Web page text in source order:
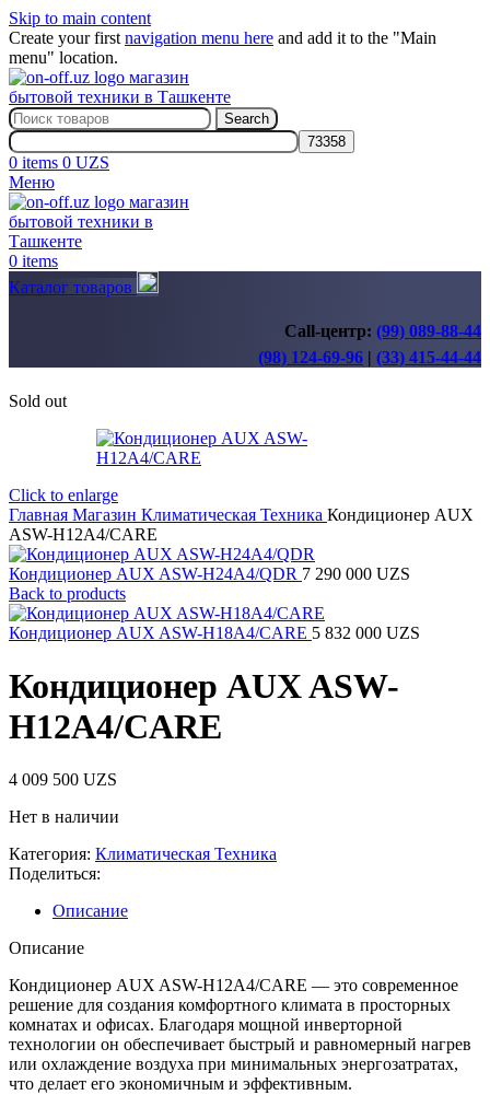
Skip to main content
Create your first navigation menu here and add it to the "Main
menu" location.
Search
0 items 0 UZS
Меню
0 items
Каталог товаров
Call-центр: (99) 089-88-44
(98) 124-69-96 | (33) 415-44-44
Sold out
Click to enlarge
Главная Магазин Климатическая Техника Кондиционер AUX
ASW-H12A4/CARE
Кондиционер AUX ASW-H24A4/QDR 7 290 000 UZS
Back to products
Кондиционер AUX ASW-H18A4/CARE 5 832 000 UZS
Кондиционер AUX ASW-
H12A4/CARE
4 009 500 UZS
Нет в наличии
Категория: Климатическая Техника
Поделиться:
Описание
Описание
Кондиционер AUX ASW-H12A4/CARE — это современное
решение для создания комфортного климата в просторных
комнатах и офисах. Благодаря мощной инверторной
технологии он обеспечивает быстрый и равномерный нагрев
или охлаждение воздуха при минимальных энергозатратах,
что делает его экономичным и эффективным.